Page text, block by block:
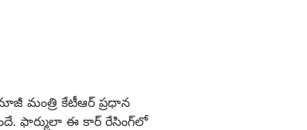
మంత్రి కేటీఆర్ ప్రధాన
ఫార్ములా ఈ కార్ రేసింగ్‌లో